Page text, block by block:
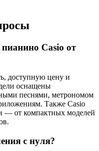
Casio от
доступную цену и
оснащены
песнями, метрономом
Также Casio
— от компактных моделей
с нуля?